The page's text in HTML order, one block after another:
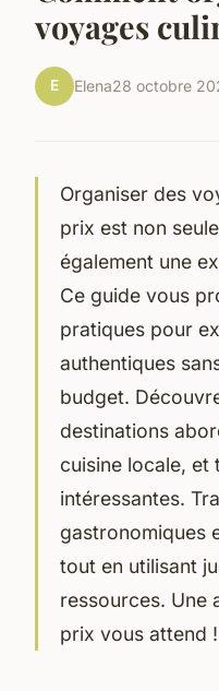
voyages
E Elena28 octobre
Organiser des
prix est non
également une
Ce guide vous
pratiques pour
authentiques
budget.
destinations
cuisine locale,
intéressantes.
gastronomiques
tout en utilisant
ressources. Une
prix vous attend !